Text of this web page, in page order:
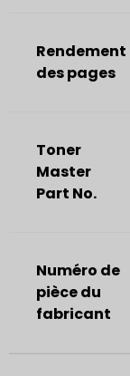
Rendement
des pages
Toner
Master
Part No.
Numéro de
pièce du
fabricant